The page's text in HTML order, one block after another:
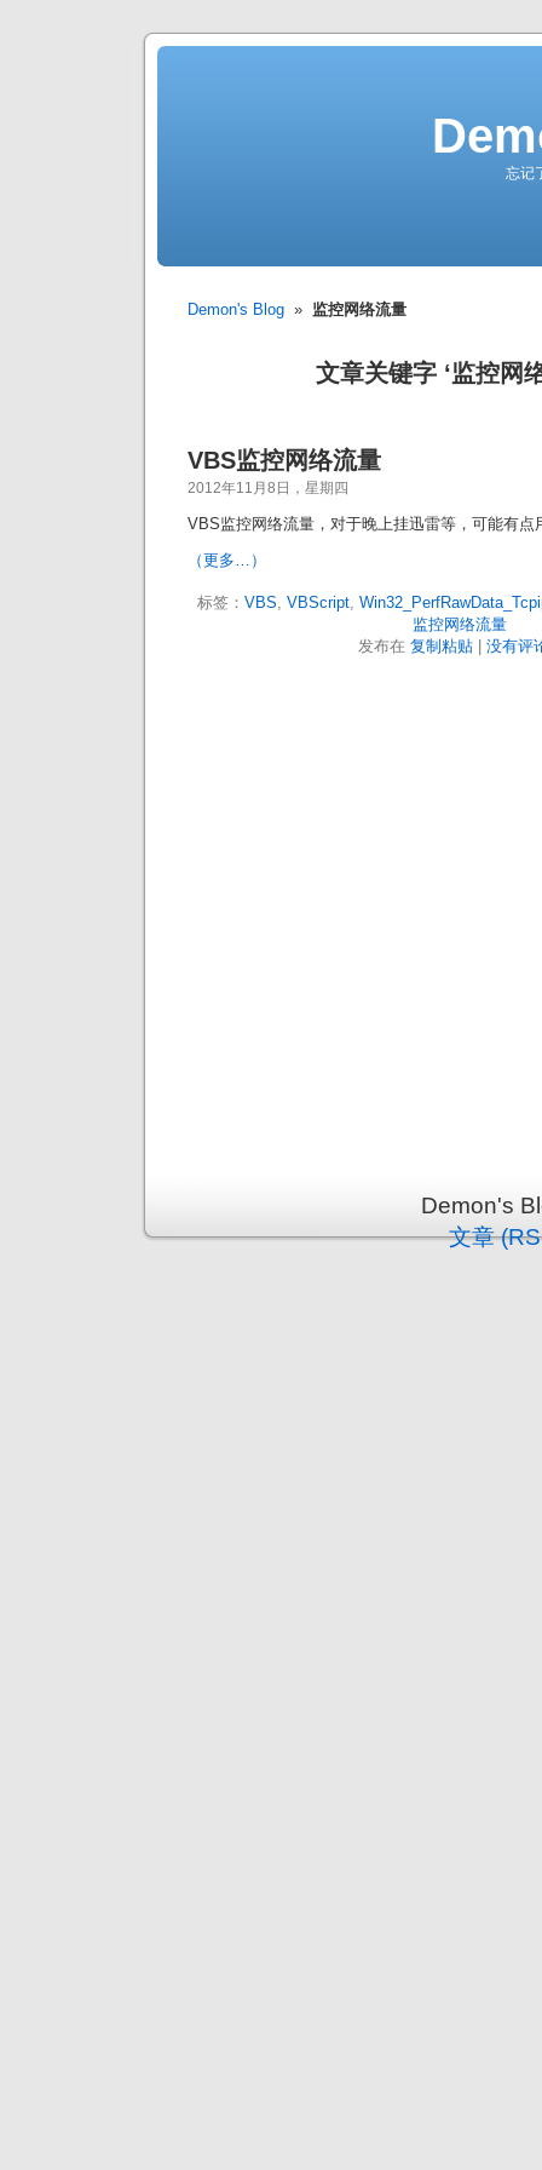
忘记
Demon's Blog » 监控网络流量
文章关键字 ‘监控网
VBS监控网络流量
2012年11月8日，星期四
VBS监控网络流量，对于晚上挂迅雷等，可能有点
（更多…）
标签： VBS, VBScript,
监控网络流量
发布在 复制粘贴| 没有评
Demon's
文章